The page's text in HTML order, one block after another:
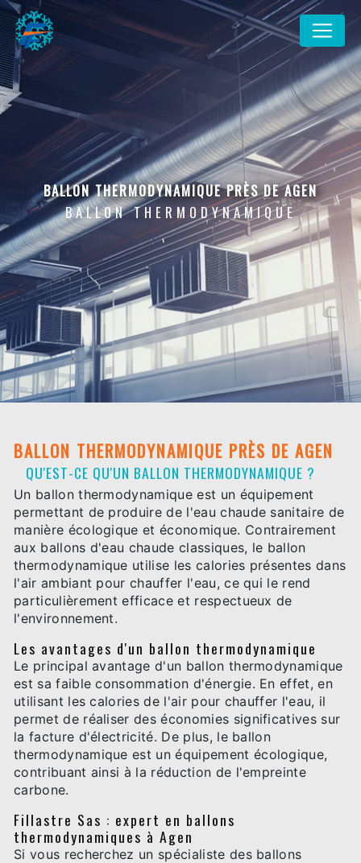
BALLON THERMODYNAMIQUE PRÈS DE AGEN
BALLON THERMODYNAMIQUE
BALLON THERMODYNAMIQUE PRÈS DE AGEN
QU'EST-CE QU'UN BALLON THERMODYNAMIQUE ?
Un ballon thermodynamique est un équipement
permettant de produire de l'eau chaude sanitaire de
manière écologique et économique. Contrairement
aux ballons d'eau chaude classiques, le ballon
thermodynamique utilise les calories présentes dans
l'air ambiant pour chauffer l'eau, ce qui le rend
particulièrement efficace et respectueux de
l'environnement.
Les avantages d'un ballon thermodynamique
Le principal avantage d'un ballon thermodynamique
est sa faible consommation d'énergie. En effet, en
utilisant les calories de l'air pour chauffer l'eau, il
permet de réaliser des économies significatives sur
la facture d'électricité. De plus, le ballon
thermodynamique est un équipement écologique,
contribuant ainsi à la réduction de l'empreinte
carbone.
Fillastre Sas : expert en ballons
thermodynamiques à Agen
Si vous recherchez un spécialiste des ballons
Panneau de gestion des cookies